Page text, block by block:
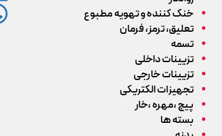
خنک کننده و تهویه مطبوع
تعلیق، ترمز، فرمان
تسمه
تزیینات داخلی
تزیینات خارجی
تجهیزات الکتریکی
پیچ ،مهره ،خار
بسته ها